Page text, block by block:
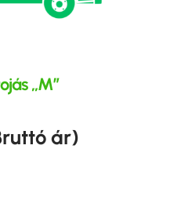
„M”
ár)